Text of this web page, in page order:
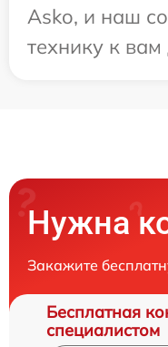
Asko, и наш
технику к
Нужна
Закажите
Бесплатная
специалистом